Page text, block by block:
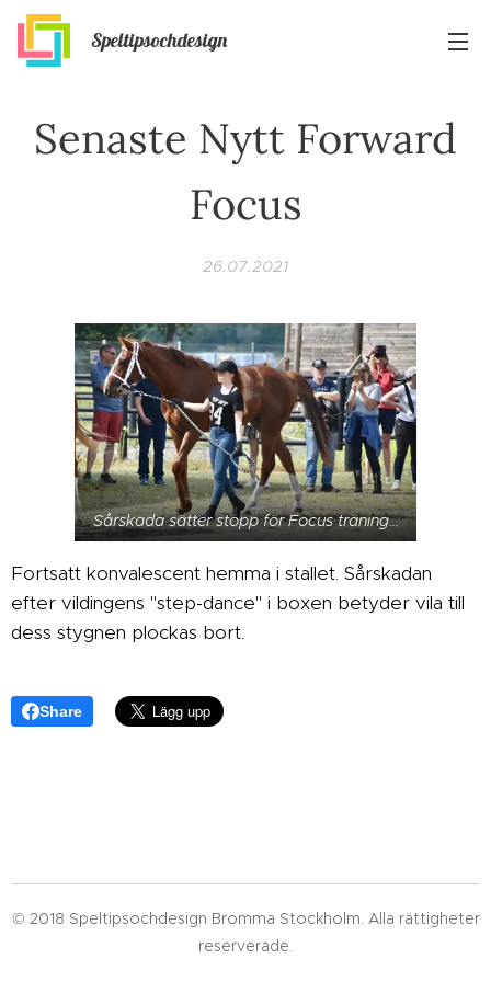
Speltipsochdesign
Senaste Nytt Forward
Focus
26.07.2021
Sårskada sätter stopp för Focus träning...
Fortsatt konvalescent hemma i stallet. Sårskadan
efter vildingens "step-dance" i boxen betyder vila till
dess stygnen plockas bort.
Share
© 2018 Speltipsochdesign Bromma Stockholm. Alla rättigheter
reserverade.